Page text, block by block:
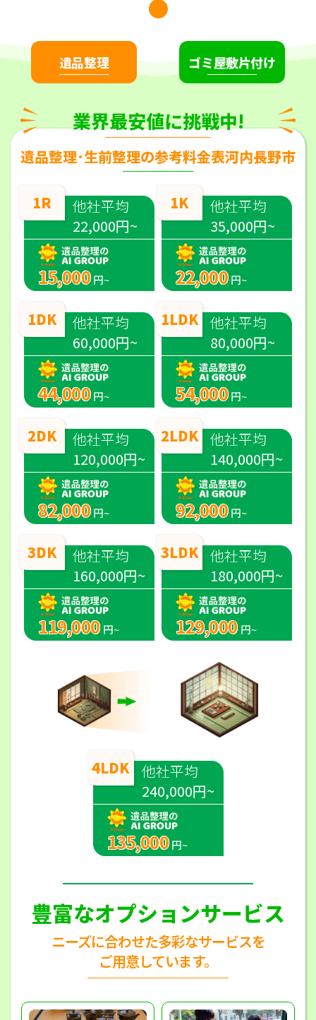
遺品整理 ゴミ屋敷片付け
業界最安値に挑戦中!
遺品整理･生前整理の参考料金表河内長野市
1R
他社平均
22,000円~
15,000 円~
1DK
他社平均
60,000円~
44,000 円~
2DK
他社平均
120,000円~
82,000 円~
3DK
他社平均
160,000円~
119,000 円~
4LDK 他社平均
240,000円~
135,000 円~
1K
他社平均
35,000円~
22,000 円~
1LDK 他社平均
80,000円~
54,000 円~
2LDK 他社平均
140,000円~
92,000 円~
3LDK 他社平均
180,000円~
129,000 円~
豊富なオプションサービス
ニーズに合わせた多彩なサービスを
ご用意しています。